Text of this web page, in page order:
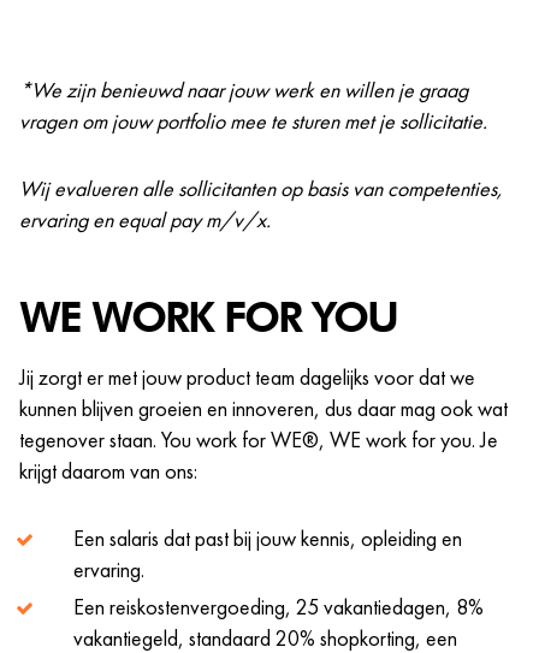
*We zijn benieuwd naar jouw werk en willen je graag
vragen om jouw portfolio mee te sturen met je sollicitatie.
Wij evalueren alle sollicitanten op basis van competenties,
ervaring en equal pay m/v/x.
WE WORK FOR YOU
Jij zorgt er met jouw product team dagelijks voor dat we
kunnen blijven groeien en innoveren, dus daar mag ook wat
tegenover staan. You work for WE®, WE work for you. Je
krijgt daarom van ons:
Een salaris dat past bij jouw kennis, opleiding en
ervaring.
Een reiskostenvergoeding, 25 vakantiedagen, 8%
vakantiegeld, standaard 20% shopkorting, een